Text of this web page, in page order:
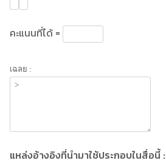
คะแนนที่ได้ =
เฉลย :
แหล่งอ้างอิงที่นำมาใช้ประกอบในสื่อนี้ :